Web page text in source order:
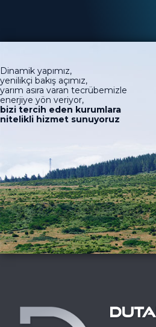
Dinamik yapımız,
yenilikçi bakış açımız,
yarım asıra varan tecrübemizle
enerjiye yön veriyor,
bizi tercih eden kurumlara
nitelikli hizmet sunuyoruz